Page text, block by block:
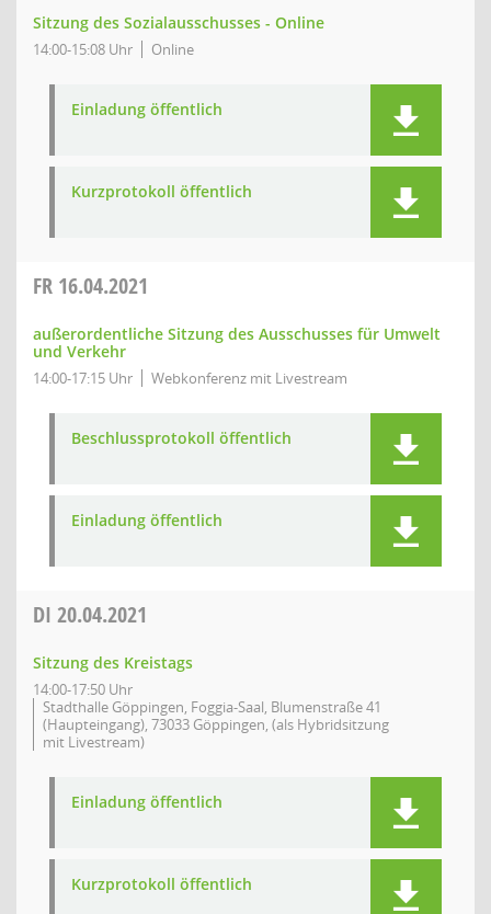
Sitzung des Sozialausschusses - Online
14:00-15:08 Uhr Online
Einladung öffentlich
Kurzprotokoll öffentlich
FR 16.04.2021
außerordentliche Sitzung des Ausschusses für Umwelt
und Verkehr
14:00-17:15 Uhr Webkonferenz mit Livestream
Beschlussprotokoll öffentlich
Einladung öffentlich
DI 20.04.2021
Sitzung des Kreistags
14:00-17:50 Uhr
Stadthalle Göppingen, Foggia-Saal, Blumenstraße 41
(Haupteingang), 73033 Göppingen, (als Hybridsitzung
mit Livestream)
Einladung öffentlich
Kurzprotokoll öffentlich